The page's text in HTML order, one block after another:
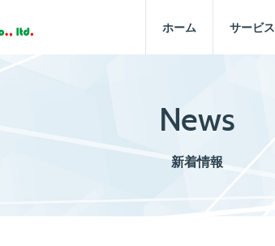
ホーム サービス
News
新着情報